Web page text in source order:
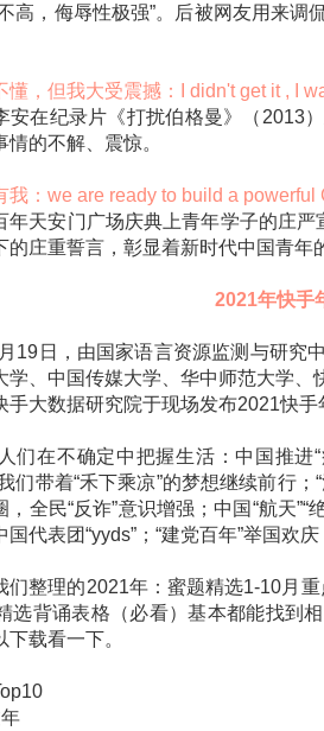
高，侮辱性极强”。后被网友用来
懂，但我大受震撼：I didn't get it , I
安在纪录片《打扰伯格曼》（2013
情的不解、震惊。
我：we are ready to build a powerful
年天安门广场庆典上青年学子的庄严
的庄重誓言，彰显着新时代中国青年
2021年快手
19日，由国家语言资源监测与研究
学、中国传媒大学、华中师范大学、
手大数据研究院于现场发布2021快手
们在不确定中把握生活：中国推进
们带着“禾下乘凉”的梦想继续前行
，全民“反诈”意识增强；中国“航天
国代表团“yyds”；“建党百年”举国欢
们整理的2021年：蜜题精选1-10月
选背诵表格（必看）基本都能找到
载看一下。